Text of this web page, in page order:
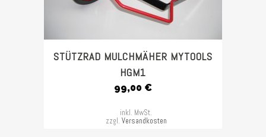
STÜTZRAD MULCHMÄHER MYTOOLS
HGM1
99,00 €
inkl. MwSt.
zzgl. Versandkosten